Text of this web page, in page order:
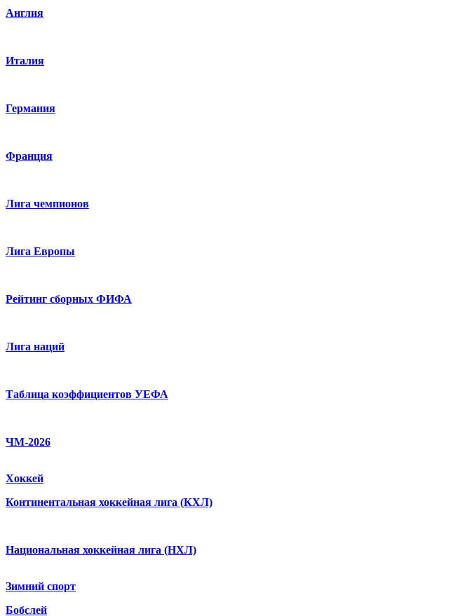
Англия
Италия
Германия
Франция
Лига чемпионов
Лига Европы
Рейтинг сборных ФИФА
Лига наций
Таблица коэффициентов УЕФА
ЧМ-2026
Хоккей
Континентальная хоккейная лига (КХЛ)
Национальная хоккейная лига (НХЛ)
Зимний спорт
Бобслей